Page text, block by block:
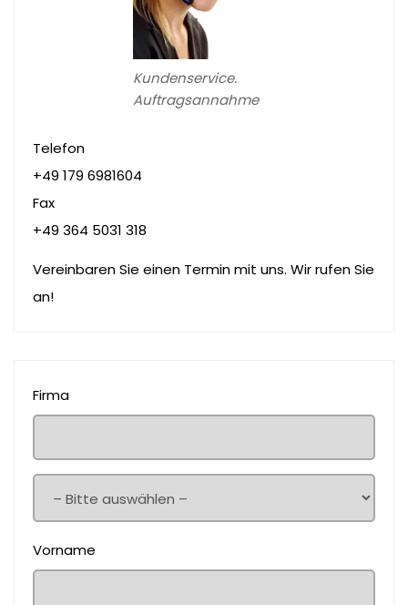
Kundenservice.
Auftragsannahme
Telefon
+49 179 6981604
Fax
+49 364 5031 318
Vereinbaren Sie einen Termin mit uns. Wir rufen Sie
an!
Firma
Vorname